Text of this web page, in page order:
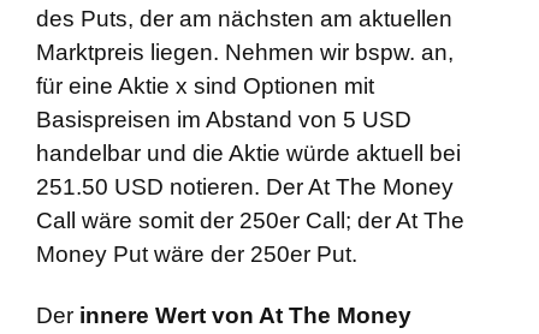
des Puts, der am nächsten am aktuellen
Marktpreis liegen. Nehmen wir bspw. an,
für eine Aktie x sind Optionen mit
Basispreisen im Abstand von 5 USD
handelbar und die Aktie würde aktuell bei
251.50 USD notieren. Der At The Money
Call wäre somit der 250er Call; der At The
Money Put wäre der 250er Put.
Der innere Wert von At The Money